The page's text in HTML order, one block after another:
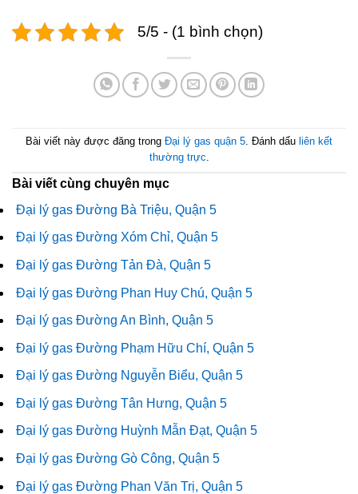
5/5 - (1 bình chọn)
Bài viết này được đăng trong Đại lý gas quận 5. Đánh dấu liên kết
thường trực.
Bài viết cùng chuyên mục
Đại lý gas Đường Bà Triệu, Quận 5
Đại lý gas Đường Xóm Chỉ, Quận 5
Đại lý gas Đường Tản Đà, Quận 5
Đại lý gas Đường Phan Huy Chú, Quận 5
Đại lý gas Đường An Bình, Quận 5
Đại lý gas Đường Phạm Hữu Chí, Quận 5
Đại lý gas Đường Nguyễn Biểu, Quận 5
Đại lý gas Đường Tân Hưng, Quận 5
Đại lý gas Đường Huỳnh Mẫn Đạt, Quận 5
Đại lý gas Đường Gò Công, Quận 5
Đại lý gas Đường Phan Văn Trị, Quận 5